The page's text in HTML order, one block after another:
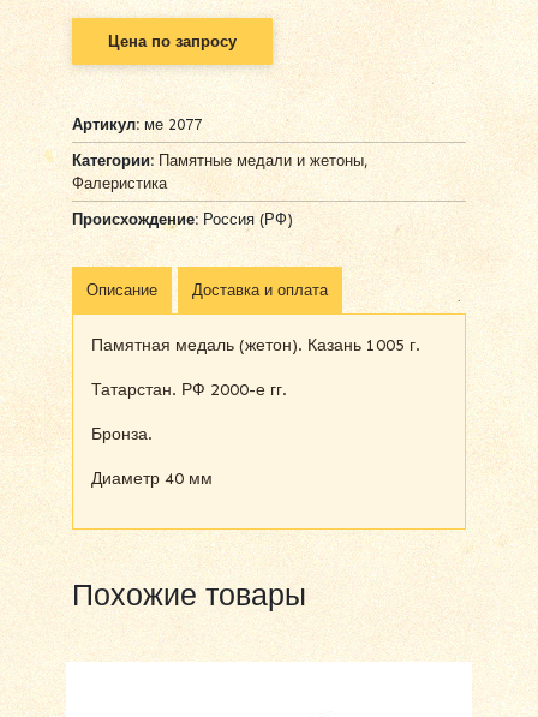
Цена по запросу
Артикул:ме 2077
Категории: Памятные медали и жетоны,
Фалеристика
Происхождение:Россия (РФ)
Описание Доставка и оплата
Памятная медаль (жетон). Казань 1005 г.
Татарстан. РФ 2000-е гг.
Бронза.
Диаметр 40 мм
Похожие товары